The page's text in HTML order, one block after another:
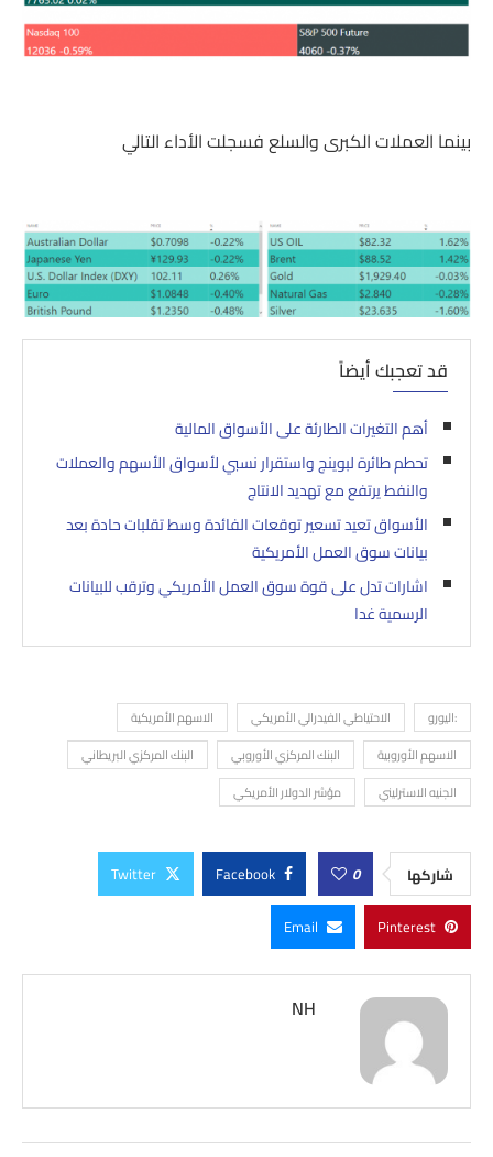
بينما العملات الكبرى والسلع فسجلت الأداء التالي
قد تعجبك أيضاً
أهم التغيرات الطارئة على الأسواق المالية
تحطم طائرة لبوينج واستقرار نسبي لأسواق الأسهم والعملات
والنفط يرتفع مع تهديد الانتاج
الأسواق تعيد تسعير توقعات الفائدة وسط تقلبات حادة بعد
بيانات سوق العمل الأمريكية
اشارات تدل على قوة سوق العمل الأمريكي وترقب للبيانات
الرسمية غدا
:اليورو الاحتياطي الفيدرالي الأمريكي
الاسهم الأمريكية
الاسهم الأوروبية
البنك المركزي الأوروبي
البنك المركزي البريطاني
الجنيه الاسترليني
مؤشر الدولار الأمريكي
شاركها 0
Facebook
Twitter
Pinterest
Email
NH